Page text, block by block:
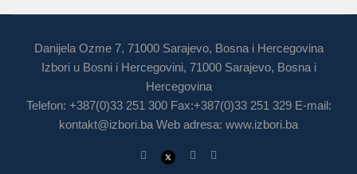
Danijela Ozme 7, 71000 Sarajevo, Bosna i Hercegovina
Izbori u Bosni i Hercegovini, 71000 Sarajevo, Bosna i
Hercegovina
Telefon: +387(0)33 251 300 Fax:+387(0)33 251 329 E-mail:
kontakt@izbori.ba Web adresa: www.izbori.ba